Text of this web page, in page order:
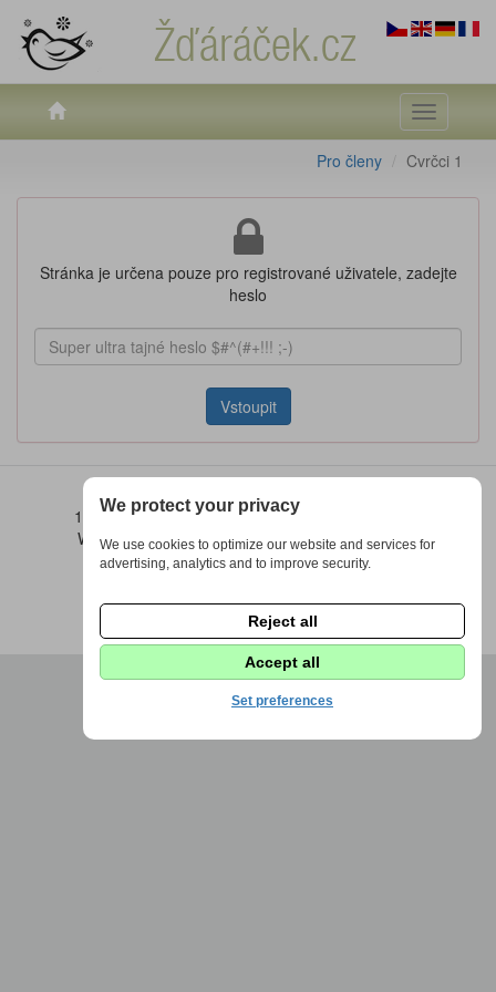
Žďáráček.cz
Toggle
Pro členy Cvrčci 1
Stránka je určena pouze pro registrované uživatele, zadejte
heslo
Vstoupit
1973 - 2026 © DPS Žďáráček |Nastavení cookies
Webdesign byFenomio|Redakce FenomioFlow
We protect your privacy
We use cookies to optimize our website and services for
advertising, analytics and to improve security.
Reject all
Accept all
Set preferences